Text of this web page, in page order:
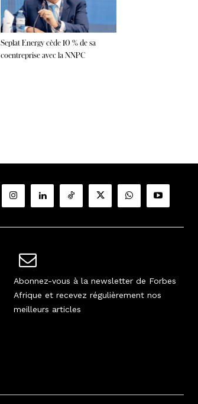
Seplat Energy cède 10 % de sa
coentreprise avec la NNPC
Abonnez-vous à la newsletter de Forbes
Afrique et recevez régulièrement nos
meilleurs articles